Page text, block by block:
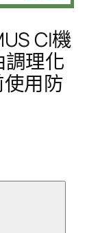
CI機
理化
用防